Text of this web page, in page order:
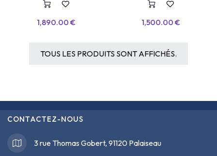
1,890.00 € 1,500.00 €
TOUS LES PRODUITS SONT AFFICHÉS.
CONTACTEZ-NOUS
3 rue Thomas Gobert, 91120 Palaiseau